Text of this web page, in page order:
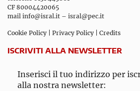
CF 80004420065
mail info@isral.it – isral@pec.it
Cookie Policy Privacy Policy Credits
ISCRIVITI ALLA NEWSLETTER
Inserisci il tuo indirizzo per
alla nostra newsletter: